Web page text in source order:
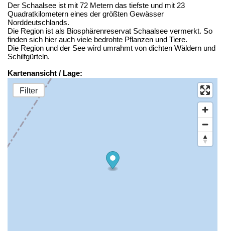
Der Schaalsee ist mit 72 Metern das tiefste und mit 23
Quadratkilometern eines der größten Gewässer
Norddeutschlands.
Die Region ist als Biosphärenreservat Schaalsee vermerkt. So
finden sich hier auch viele bedrohte Pflanzen und Tiere.
Die Region und der See wird umrahmt von dichten Wäldern und
Schilfgürteln.
Kartenansicht / Lage:
Filter